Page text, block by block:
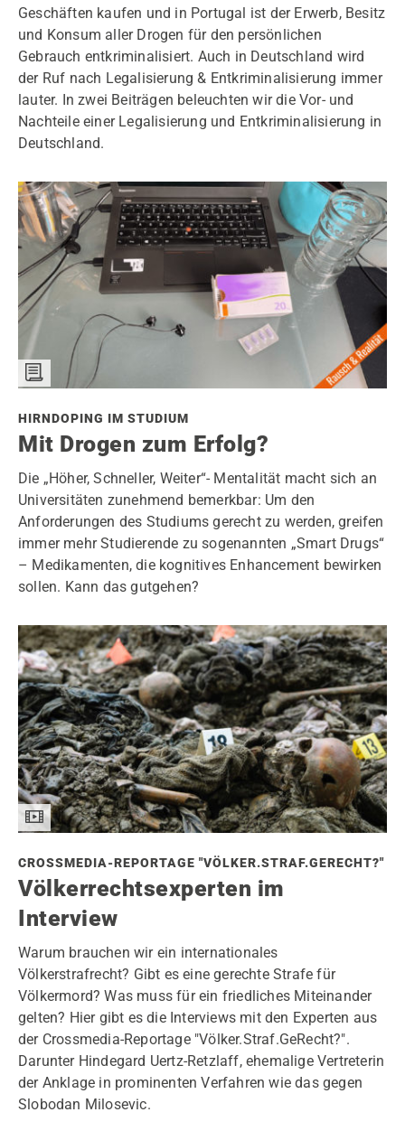
Geschäften kaufen und in Portugal ist der Erwerb, Besitz
und Konsum aller Drogen für den persönlichen
Gebrauch entkriminalisiert. Auch in Deutschland wird
der Ruf nach Legalisierung & Entkriminalisierung immer
lauter. In zwei Beiträgen beleuchten wir die Vor- und
Nachteile einer Legalisierung und Entkriminalisierung in
Deutschland.
HIRNDOPING IM STUDIUM
Mit Drogen zum Erfolg?
Die „Höher, Schneller, Weiter“- Mentalität macht sich an
Universitäten zunehmend bemerkbar: Um den
Anforderungen des Studiums gerecht zu werden, greifen
immer mehr Studierende zu sogenannten „Smart Drugs“
– Medikamenten, die kognitives Enhancement bewirken
sollen. Kann das gutgehen?
CROSSMEDIA-REPORTAGE "VÖLKER.STRAF.GERECHT?"
Völkerrechtsexperten im
Interview
Warum brauchen wir ein internationales
Völkerstrafrecht? Gibt es eine gerechte Strafe für
Völkermord? Was muss für ein friedliches Miteinander
gelten? Hier gibt es die Interviews mit den Experten aus
der Crossmedia-Reportage "Völker.Straf.GeRecht?".
Darunter Hindegard Uertz-Retzlaff, ehemalige Vertreterin
der Anklage in prominenten Verfahren wie das gegen
Slobodan Milosevic.